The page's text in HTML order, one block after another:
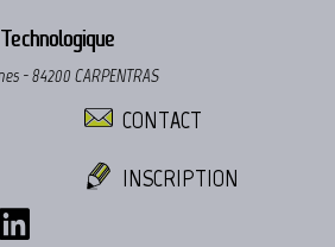
- 84200 CARPENTRAS
CONTACT
INSCRIPTION